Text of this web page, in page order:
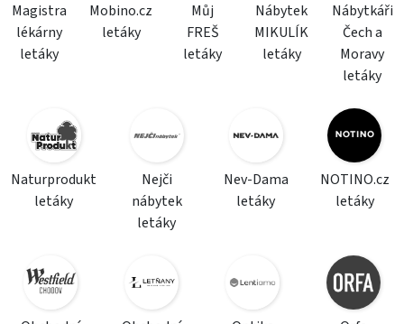
Magistra
lékárny
letáky
Mobino.cz
letáky
Můj
FREŠ
letáky
Nábytek
MIKULÍK
letáky
Nábytkáři
Čech a
Moravy
letáky
Naturprodukt
letáky
Nejči
nábytek
letáky
Nev-Dama
letáky
NOTINO.cz
letáky